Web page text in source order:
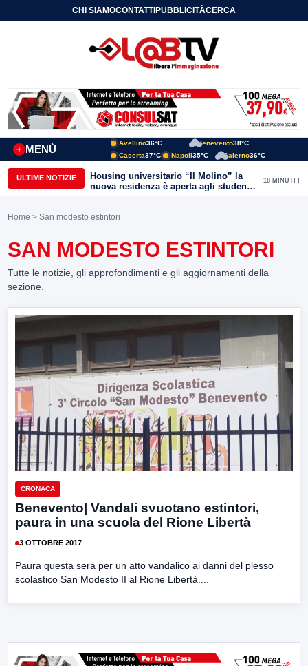
CHI SIAMOCONTATTIPUBBLICITÀCERCA
MENÙ
+
Avellino36°C Benevento38°C
Caserta37°C Napoli35°C Salerno36°C
ULTIME NOTIZIE
Housing universitario “Il Molino” la
nuova residenza è aperta agli studenti
del Conservatorio “Nicola Sala” e
18 MINUTI FA
Home > San modesto estintori
SAN MODESTO ESTINTORI
Tutte le notizie, gli approfondimenti e gli aggiornamenti della
sezione.
CRONACA
Benevento| Vandali svuotano estintori,
paura in una scuola del Rione Libertà
3 OTTOBRE 2017
Paura questa sera per un atto vandalico ai danni del plesso
scolastico San Modesto II al Rione Libertà....